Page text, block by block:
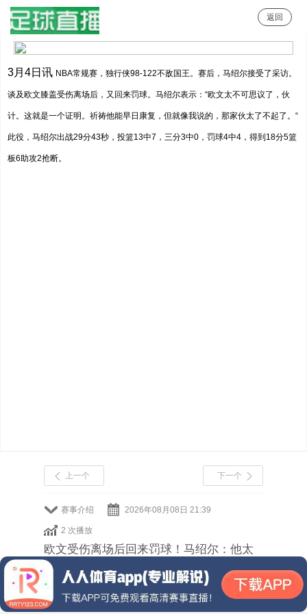
足球直播
返回
3月4日讯 NBA常规赛，独行侠98-122不敌国王。赛后，马绍尔接受了采访。
谈及欧文膝盖受伤离场后，又回来罚球。马绍尔表示：“欧文太不可思议了，伙
计。这就是一个证明。祈祷他能早日康复，但就像我说的，那家伙太了不起了。“
此役，马绍尔出战29分43秒，投篮13中7，三分3中0，罚球4中4，得到18分5篮
板6助攻2抢断。
赛事介绍 2026年08月08日 21:39
2 次播放
上一个 下一个
欧文受伤离场后回来罚球！马绍尔：他太
了不起了 祈祷他早日康复